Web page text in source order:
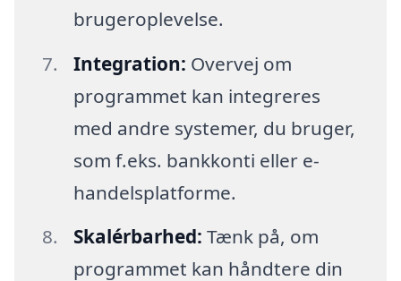
brugeroplevelse.
Integration: Overvej om
programmet kan integreres
med andre systemer, du bruger,
som f.eks. bankkonti eller e-
handelsplatforme.
Skalérbarhed: Tænk på, om
programmet kan håndtere din